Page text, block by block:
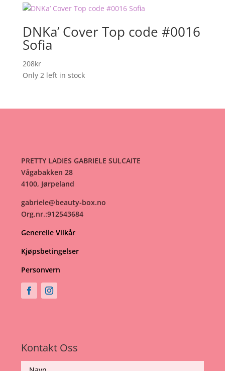
DNKa’ Cover Top code #0016
Sofia
208kr
Only 2 left in stock
PRETTY LADIES GABRIELE SULCAITE
Vågabakken 28
4100, Jørpeland
gabriele@beauty-box.no
Org.nr.:912543684
Generelle Vilkår
Kjøpsbetingelser
Personvern
Kontakt Oss